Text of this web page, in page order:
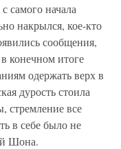
самого начала
накрылся, кое-кто
сообщения,
конечном итоге
одержать верх в
дурость стоила
стремление все
в себе было не
Шона.